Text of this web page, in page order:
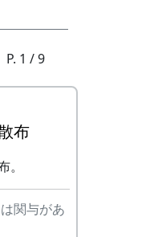
科教授
科教授
専攻 山
参加が
バラバ
ンバー
P. 1 / 9
布
関与があ